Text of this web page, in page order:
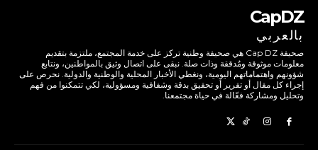
CapDZ
بالعربي
صحيفة Cap DZ هي صحيفة وطنية تركز على خدمة المجتمع، ملتزمة بتقديم
معلومات موثوقة ومُدققة وذات صلة. نبقى على اتصال وثيق بالمواطنين، ونتابع
شؤونهم واهتماماتهم اليومية، ونغطي الأخبار المحلية والوطنية والدولية. نحرص على
إجراء كل مقال أو تقرير أو تحقيق بدقة وشفافية ومسؤولية، لكي تتمكنوا من فهم
وتحليل ومشاركة فعّالة في حياة مجتمعنا.